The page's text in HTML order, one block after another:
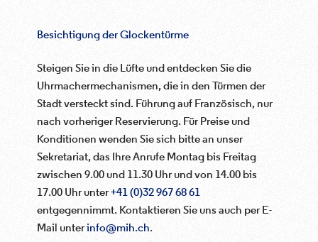
Besichtigung der Glockentürme
Steigen Sie in die Lüfte und entdecken Sie die
Uhrmachermechanismen, die in den Türmen der
Stadt versteckt sind. Führung auf Französisch, nur
nach vorheriger Reservierung. Für Preise und
Konditionen wenden Sie sich bitte an unser
Sekretariat, das Ihre Anrufe Montag bis Freitag
zwischen 9.00 und 11.30 Uhr und von 14.00 bis
17.00 Uhr unter+41 (0)32 967 68 61
entgegennimmt. Kontaktieren Sie uns auch per E-
Mail unterinfo@mih.ch.